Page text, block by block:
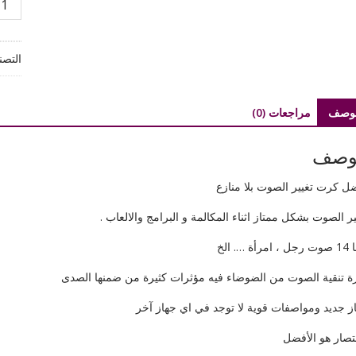
افضل
مراجعات (0)
كرت تغيير الصوت بلا منازع
الصوت بشكل ممتاز اثناء المكالمة و البرامج والالعاب .
الخ
تنقية الصوت من الضوضاء فيه مؤثرات كثيرة من ضمنها الصدى
جديد ومواصفات قوية لا توجد في اي جهاز آخر
هو الأفضل